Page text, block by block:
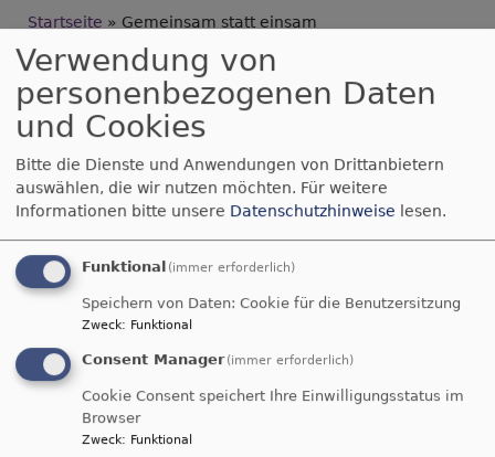
Breadcrumb
Startseite Gemeinsam statt einsam
Gemeinsam statt
einsam
Unsere Kirchengemeinde lädt gemeinsam mit
derWerbe- & Stadtgemeinschaft
Schwabach, derArbeiterwohlfahrt
Mittelfranken Süd
, dem Quartiersmanagement
Schwabach, derKirchlichen Allgemeinen
Sozialarbeit der Diakonie
Pfarrei St. Sebaldam 24. Dezember ins
Evangelische Haus ein, um gemeinsam den
Heiligabend zu feiern.
Verwendung von
personenbezogenen Daten
und Cookies
Bitte die Dienste und Anwendungen von Drittanbietern
auswählen, die wir nutzen möchten. Für weitere
Informationen bitte unsere Datenschutzhinweise lesen.
Funktional (immer erforderlich)
Speichern von Daten: Cookie für die Benutzersitzung
Zweck: Funktional
Consent Manager (immer erforderlich)
Cookie Consent speichert Ihre Einwilligungsstatus im
Browser
Zweck: Funktional